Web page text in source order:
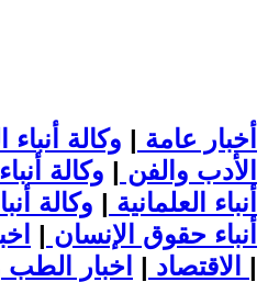
أخبار عامة | وكالة أنباء
الأدب والفن | وكالة
أنباء العلمانية | وكالة
أنباء حقوق الإنسان |
الاقتصاد | |